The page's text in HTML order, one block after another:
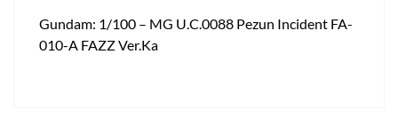
Gundam: 1/100 – MG U.C.0088 Pezun Incident FA-
010-A FAZZ Ver.Ka